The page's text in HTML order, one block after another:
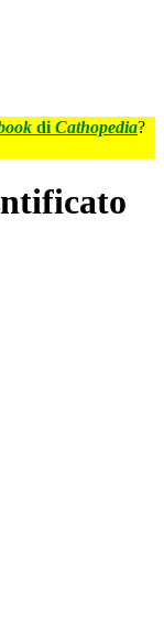
di Cathopedia?